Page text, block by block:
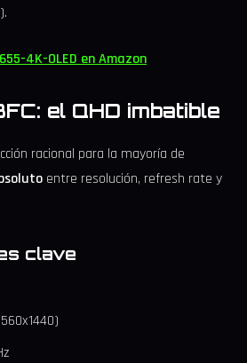
4K-OLED en Amazon
el QHD imbatible
racional para la mayoría de
entre resolución, refresh rate y
clave